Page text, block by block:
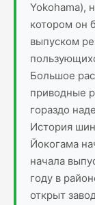
Yokohama),
котором он
выпуском
Большое
приводные
гораздо
История
Йокогама
начала
году в
открыт